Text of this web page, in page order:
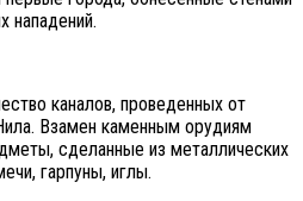
каналов, проведенных от
Взамен каменным орудиям
сделанные из металлических
гарпуны, иглы.